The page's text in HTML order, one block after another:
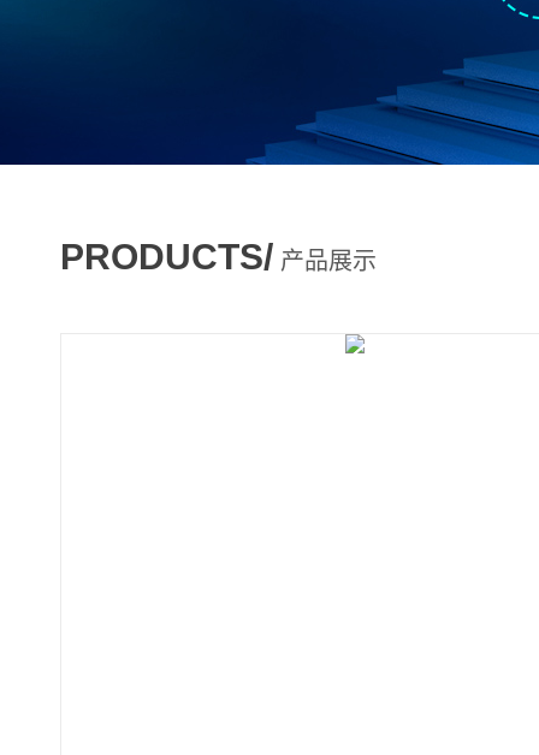
PRODUCTS/ 产品展示